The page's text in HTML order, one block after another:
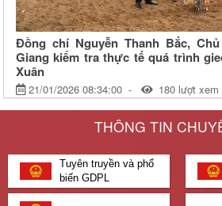
Đồng chí Nguyễn Thanh Bắc,
Giang kiểm tra thực tế quá trình
Xuân
21/01/2026 08:34:00
180 lượt xem
Ngày 21/1/2026, đồng chí Nguyễn Thanh
Chủ tịch UBND xã cùng với đại diện các
tra thực tế tình hình xuống giống lạc của bà
xã.
Quyết định về việc công bố công
THÔNG TIN
Tuyên truyền và phổ
biến GDPL